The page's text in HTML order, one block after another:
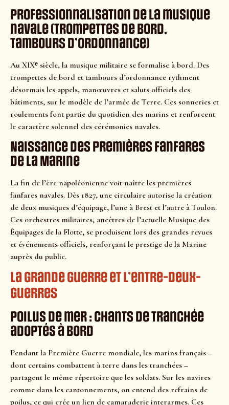
Professionnalisation de la musique
navale (trompettes de bord,
tambours d’ordonnance)
Au XIXᵉ siècle, la musique militaire se formalise à bord. Des
trompettes de bord et tambours d’ordonnance rythment
désormais les appels, manœuvres et saluts officiels des
bâtiments, sur le modèle de l’armée de Terre. Ces sonneries et
roulements font partie du quotidien des marins et renforcent
le caractère solennel des cérémonies navales.
Naissance des premières fanfares
de la Marine
La fin de l’ère napoléonienne voit naître les premières
fanfares navales. Dès 1827, une circulaire autorise la création
de deux musiques d’équipage, l’une à Brest et l’autre à Toulon.
Ces orchestres militaires, ancêtres de l’actuelle Musique des
Équipages de la Flotte, se produisent lors des grandes revues
et événements officiels, renforçant le prestige de la Marine
auprès du public.
La Grande Guerre et l’entre-deux-
guerres
Poilus de mer : chants de tranchée
adoptés à bord
Pendant la Première Guerre mondiale, les marins français –
dont certains combattent à terre dans les tranchées –
partagent le même répertoire que les soldats. Sur les navires
comme dans les cantonnements, on entend des refrains de
poilus, ce qui crée un lien de camaraderie interarmes. Ces